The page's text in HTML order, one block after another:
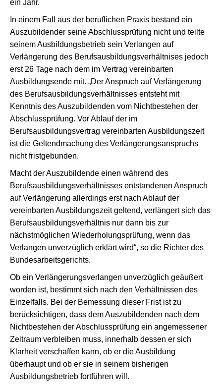
ein Jahr.
In einem Fall aus der beruflichen Praxis bestand ein
Auszubildender seine Abschlussprüfung nicht und teilte
seinem Ausbildungsbetrieb sein Verlangen auf
Verlängerung des Berufsausbildungsverhältnises jedoch
erst 26 Tage nach dem im Vertrag vereinbarten
Ausbildungsende mit. „Der Anspruch auf Verlängerung
des Berufsausbildungsverhältnisses entsteht mit
Kenntnis des Auszubildenden vom Nichtbestehen der
Abschlussprüfung. Vor Ablauf der im
Berufsausbildungsvertrag vereinbarten Ausbildungszeit
ist die Geltendmachung des Verlängerungsanspruchs
nicht fristgebunden.
Macht der Auszubildende einen während des
Berufsausbildungsverhältnisses entstandenen Anspruch
auf Verlängerung allerdings erst nach Ablauf der
vereinbarten Ausbildungszeit geltend, verlängert sich das
Berufsausbildungsverhältnis nur dann bis zur
nächstmöglichen Wiederholungsprüfung, wenn das
Verlangen unverzüglich erklärt wird“, so die Richter des
Bundesarbeitsgerichts.
Ob ein Verlängerungsverlangen unverzüglich geäußert
worden ist, bestimmt sich nach den Verhältnissen des
Einzelfalls. Bei der Bemessung dieser Frist ist zu
berücksichtigen, dass dem Auszubildenden nach dem
Nichtbestehen der Abschlussprüfung ein angemessener
Zeitraum verbleiben muss, innerhalb dessen er sich
Klarheit verschaffen kann, ob er die Ausbildung
überhaupt und ob er sie in seinem bisherigen
Ausbildungsbetrieb fortführen will.